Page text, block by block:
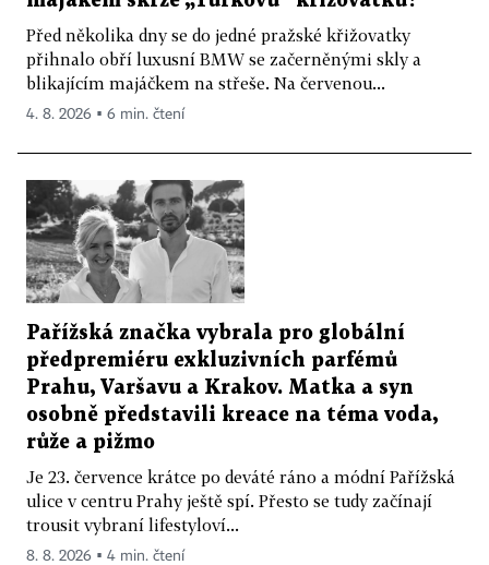
Před několika dny se do jedné pražské křižovatky
přihnalo obří luxusní BMW se začerněnými skly a
blikajícím majáčkem na střeše. Na červenou...
4. 8. 2026 ▪ 6 min. čtení
Pařížská značka vybrala pro globální
předpremiéru exkluzivních parfémů
Prahu, Varšavu a Krakov. Matka a syn
osobně představili kreace na téma voda,
růže a pižmo
Je 23. července krátce po deváté ráno a módní Pařížská
ulice v centru Prahy ještě spí. Přesto se tudy začínají
trousit vybraní lifestyloví...
8. 8. 2026 ▪ 4 min. čtení